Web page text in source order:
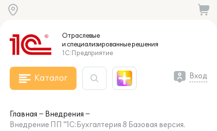
Отраслевые
и специализированныерешения
1С:Предприятие
Каталог Вход
Главная
Внедрения
Внедрение ПП "1С:Бухгалтерия 8 Базовая версия.